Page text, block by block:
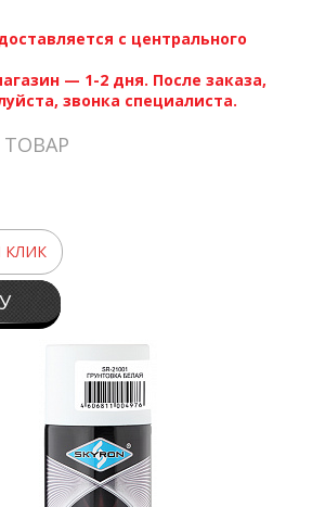
с центрального
— 1-2 дня. После заказа,
звонка специалиста.
КЛИК